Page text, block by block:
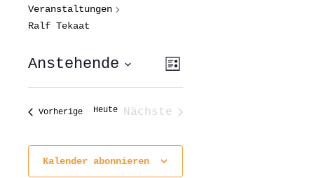
Veranstaltungen
Ralf Tekaat
ANSICHTEN-
NAVIGATION
VERANSTALTUNG
ANSICHTEN-
Liste
Anstehende
wählen.
VorherigeVeranstaltungen
Heute
Nächste
Kalender abonnieren